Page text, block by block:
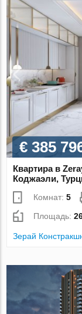
€ 385
Квартира в
Коджаэли,
Комнат:5
Площадь:
Зерай